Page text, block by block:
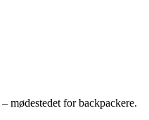
– mødestedet for backpackere.